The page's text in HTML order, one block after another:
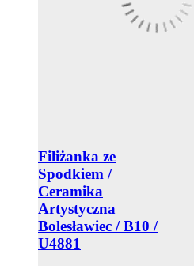
Filiżanka ze
Spodkiem /
Ceramika
Artystyczna
Bolesławiec / B10 /
U4881